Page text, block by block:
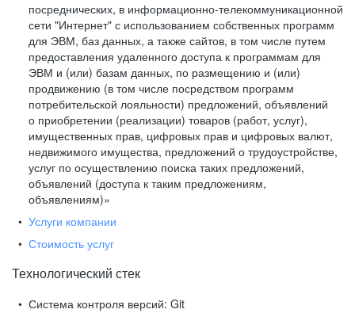
посреднических, в информационно-телекоммуникационной
сети "Интернет" с использованием собственных программ
для ЭВМ, баз данных, а также сайтов, в том числе путем
предоставления удаленного доступа к программам для
ЭВМ и (или) базам данных, по размещению и (или)
продвижению (в том числе посредством программ
потребительской лояльности) предложений, объявлений
о приобретении (реализации) товаров (работ, услуг),
имущественных прав, цифровых прав и цифровых валют,
недвижимого имущества, предложений о трудоустройстве,
услуг по осуществлению поиска таких предложений,
объявлений (доступа к таким предложениям,
объявлениям)»
Услуги компании
Стоимость услуг
Технологический стек
Система контроля версий: Git